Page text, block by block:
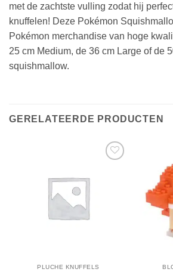
met de zachtste vulling zodat hij
knuffelen! Deze Pokémon
Pokémon merchandise van hoge
25 cm Medium, de 36 cm Large of de
squishmallow.
GERELATEERDE PRODUCTEN
PLUCHE KNUFFELS